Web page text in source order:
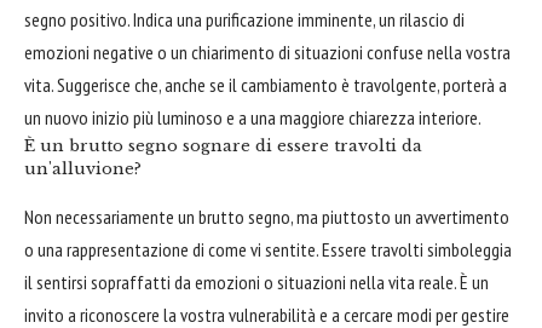
segno positivo. Indica una purificazione imminente, un rilascio di
emozioni negative o un chiarimento di situazioni confuse nella vostra
vita. Suggerisce che, anche se il cambiamento è travolgente, porterà a
un nuovo inizio più luminoso e a una maggiore chiarezza interiore.
È un brutto segno sognare di essere travolti da
un'alluvione?
Non necessariamente un brutto segno, ma piuttosto un avvertimento
o una rappresentazione di come vi sentite. Essere travolti simboleggia
il sentirsi sopraffatti da emozioni o situazioni nella vita reale. È un
invito a riconoscere la vostra vulnerabilità e a cercare modi per gestire